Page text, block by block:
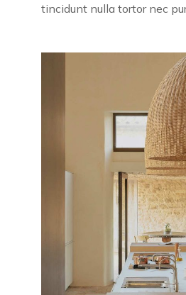
tincidunt nulla tortor nec